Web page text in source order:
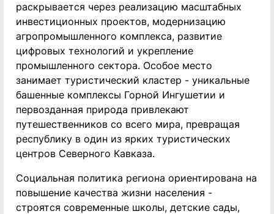
раскрывается через реализацию масштабных
инвестиционных проектов, модернизацию
агропромышленного комплекса, развитие
цифровых технологий и укрепление
промышленного сектора. Особое место
занимает туристический кластер - уникальные
башенные комплексы Горной Ингушетии и
первозданная природа привлекают
путешественников со всего мира, превращая
республику в один из ярких туристических
центров Северного Кавказа.
Социальная политика региона ориентирована на
повышение качества жизни населения -
строятся современные школы, детские сады,